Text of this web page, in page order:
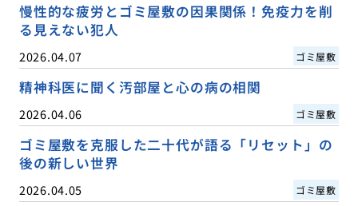
慢性的な疲労とゴミ屋敷の因果関係！免疫力を削
る見えない犯人
2026.04.07 ゴミ屋敷
精神科医に聞く汚部屋と心の病の相関
2026.04.06 ゴミ屋敷
ゴミ屋敷を克服した二十代が語る「リセット」の
後の新しい世界
2026.04.05 ゴミ屋敷